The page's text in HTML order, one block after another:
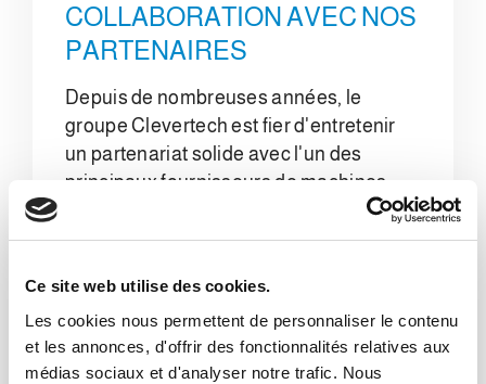
Ce site web utilise des cookies.
Les cookies nous permettent de personnaliser le contenu
et les annonces, d'offrir des fonctionnalités relatives aux
médias sociaux et d'analyser notre trafic. Nous
COLLABORATION AVEC NOS
PARTENAIRES
Depuis de nombreuses années, le
groupe Clevertech est fier d'entretenir
un partenariat solide avec l'un des
principaux fournisseurs de machines
nous, se caractérise par une approche
sur mesure, créant des solutions
personnalisées pour chaque besoin.
Cette orientation spécifique permet à